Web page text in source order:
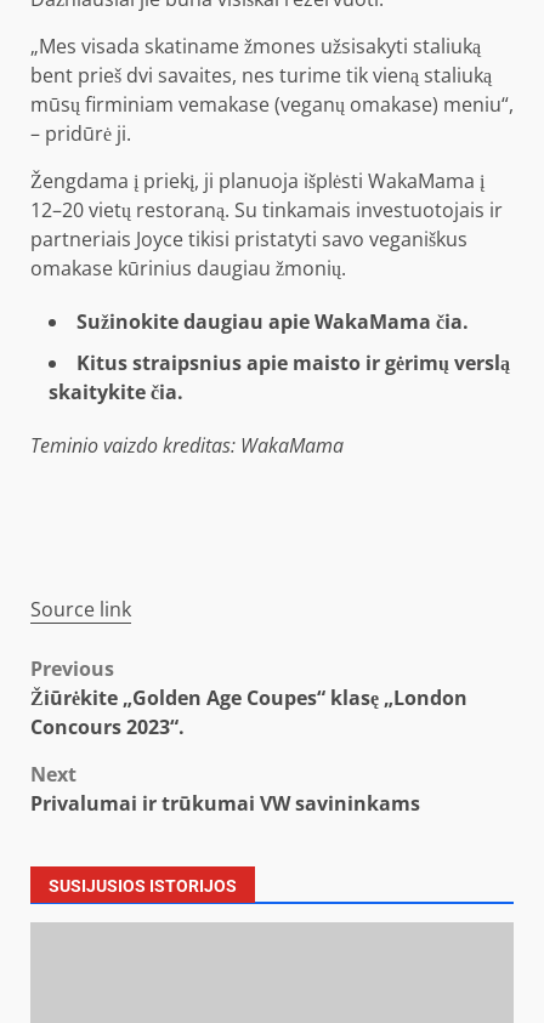
„Mes visada skatiname žmones užsisakyti staliuką
bent prieš dvi savaites, nes turime tik vieną staliuką
mūsų firminiam vemakase (veganų omakase) meniu“,
– pridūrė ji.
Žengdama į priekį, ji planuoja išplėsti WakaMama į
12–20 vietų restoraną. Su tinkamais investuotojais ir
partneriais Joyce tikisi pristatyti savo veganiškus
omakase kūrinius daugiau žmonių.
Sužinokite daugiau apie WakaMama čia.
Kitus straipsnius apie maisto ir gėrimų verslą
skaitykite čia.
Teminio vaizdo kreditas: WakaMama
Source link
Post
navigation
Previous
Žiūrėkite „Golden Age Coupes“ klasę „London
Concours 2023“.
Next
Privalumai ir trūkumai VW savininkams
SUSIJUSIOS ISTORIJOS